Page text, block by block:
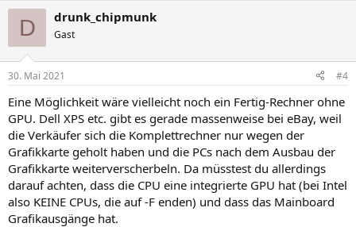
e
:
D drunk_chipmunk
Gast
30. Mai 2021 #4
Eine Möglichkeit wäre vielleicht noch ein Fertig-Rechner ohne
GPU. Dell XPS etc. gibt es gerade massenweise bei eBay, weil
die Verkäufer sich die Komplettrechner nur wegen der
Grafikkarte geholt haben und die PCs nach dem Ausbau der
Grafikkarte weiterverscherbeln. Da müsstest du allerdings
darauf achten, dass die CPU eine integrierte GPU hat (bei Intel
also KEINE CPUs, die auf -F enden) und dass das Mainboard
Grafikausgänge hat.